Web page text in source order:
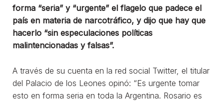
forma “seria” y “urgente” el flagelo que padece el
país en materia de narcotráfico, y dijo que hay que
hacerlo “sin especulaciones políticas
malintencionadas y falsas”.
A través de su cuenta en la red social Twitter, el titular
del Palacio de los Leones opinó: “Es urgente tomar
esto en forma seria en toda la Argentina. Rosario es